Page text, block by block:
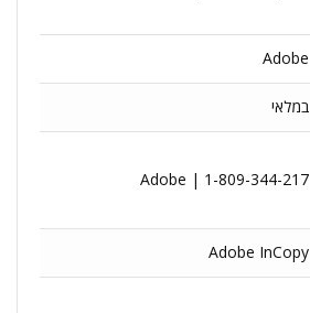
Adobe
במלאי
Adobe | 1-809-344-217
Adobe InCopy